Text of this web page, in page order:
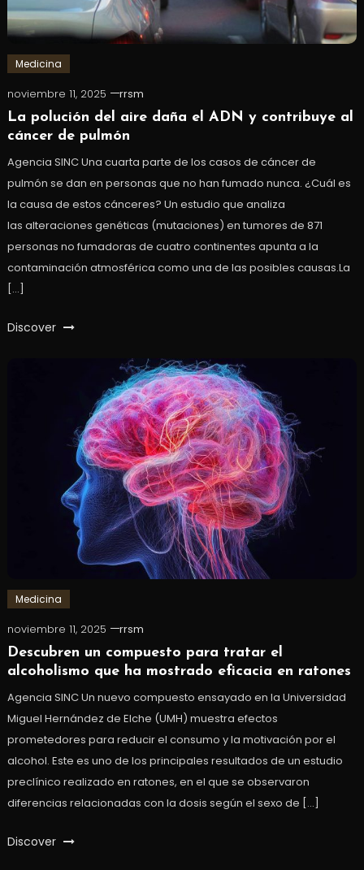
Medicina
noviembre 11, 2025
rrsm
La polución del aire daña el ADN y contribuye al
cáncer de pulmón
Agencia SINC Una cuarta parte de los casos de cáncer de
pulmón se dan en personas que no han fumado nunca. ¿Cuál es
la causa de estos cánceres? Un estudio que analiza
las alteraciones genéticas (mutaciones) en tumores de 871
personas no fumadoras de cuatro continentes apunta a la
contaminación atmosférica como una de las posibles causas.La
[…]
Discover
Medicina
noviembre 11, 2025
rrsm
Descubren un compuesto para tratar el
alcoholismo que ha mostrado eficacia en ratones
Agencia SINC Un nuevo compuesto ensayado en la Universidad
Miguel Hernández de Elche (UMH) muestra efectos
prometedores para reducir el consumo y la motivación por el
alcohol. Este es uno de los principales resultados de un estudio
preclínico realizado en ratones, en el que se observaron
diferencias relacionadas con la dosis según el sexo de […]
Discover